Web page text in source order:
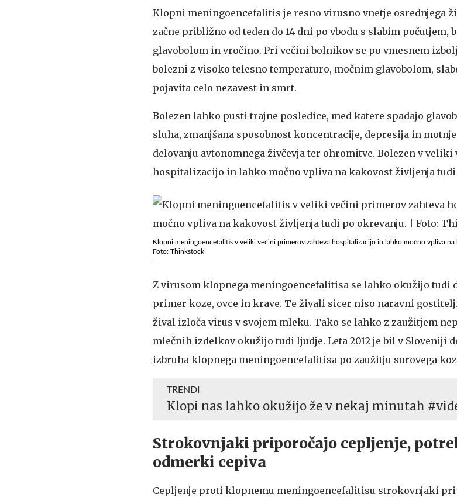
Klopni meningoencefalitis je resno virusno vnetje osrednjega
začne približno od teden do 14 dni po vbodu s slabim počutjem,
glavobolom in vročino. Pri večini bolnikov se po vmesnem
bolezni z visoko telesno temperaturo, močnim glavobolom,
pojavita celo nezavest in smrt.
Bolezen lahko pusti trajne posledice, med katere spadajo
sluha, zmanjšana sposobnost koncentracije, depresija in
delovanju avtonomnega živčevja ter ohromitve. Bolezen v
hospitalizacijo in lahko močno vpliva na kakovost življenja tudi
Klopni meningoencefalitis v veliki večini primerov zahteva hospitalizacijo in lahko močno vpliva
Foto: Thinkstock
Z virusom klopnega meningoencefalitisa se lahko okužijo tudi
primer koze, ovce in krave. Te živali sicer niso naravni
žival izloča virus v svojem mleku. Tako se lahko z zaužitjem
mlečnih izdelkov okužijo tudi ljudje. Leta 2012 je bil v Sloveniji
izbruha klopnega meningoencefalitisa po zaužitju surovega
TRENDI
Klopi nas lahko okužijo že v nekaj minutah
Strokovnjaki priporočajo cepljenje,
odmerki cepiva
Cepljenje proti klopnemu meningoencefalitisu strokovnjaki